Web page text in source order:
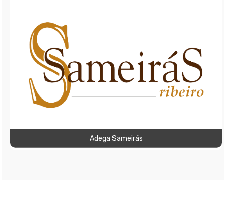
Adega Sameirás